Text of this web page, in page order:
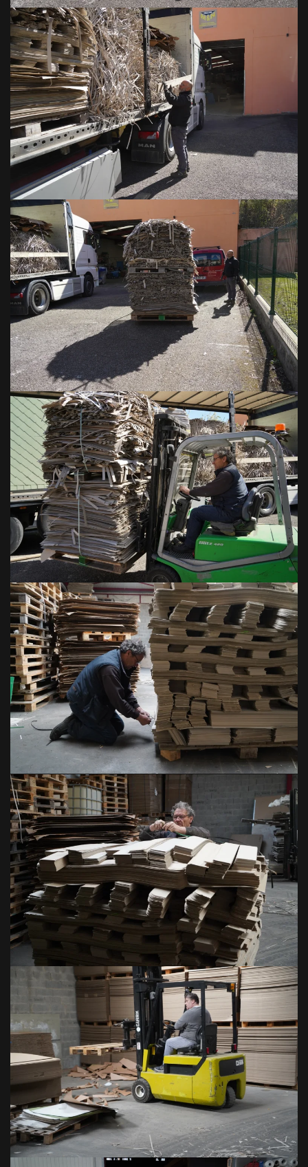
VOIR EN GRAND
VOIR EN GRAND
VOIR EN GRAND
VOIR EN GRAND
VOIR EN GRAND
VOIR EN GRAND